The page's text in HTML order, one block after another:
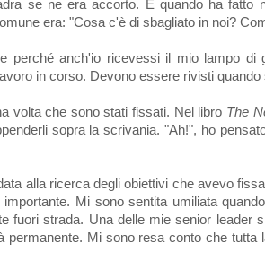
se ne era accorto. E quando ha fatto
era: "Cosa c'è di sbagliato in noi?
perché anch'io ricevessi il mio lampo di
in corso. Devono essere rivisti
volta che sono stati fissati. Nel libro The
sopra la scrivania. "Ah!", ho
alla ricerca degli obiettivi che avevo
Mi sono sentita umiliata
fuori strada. Una delle mie senior leader
Mi sono resa conto che